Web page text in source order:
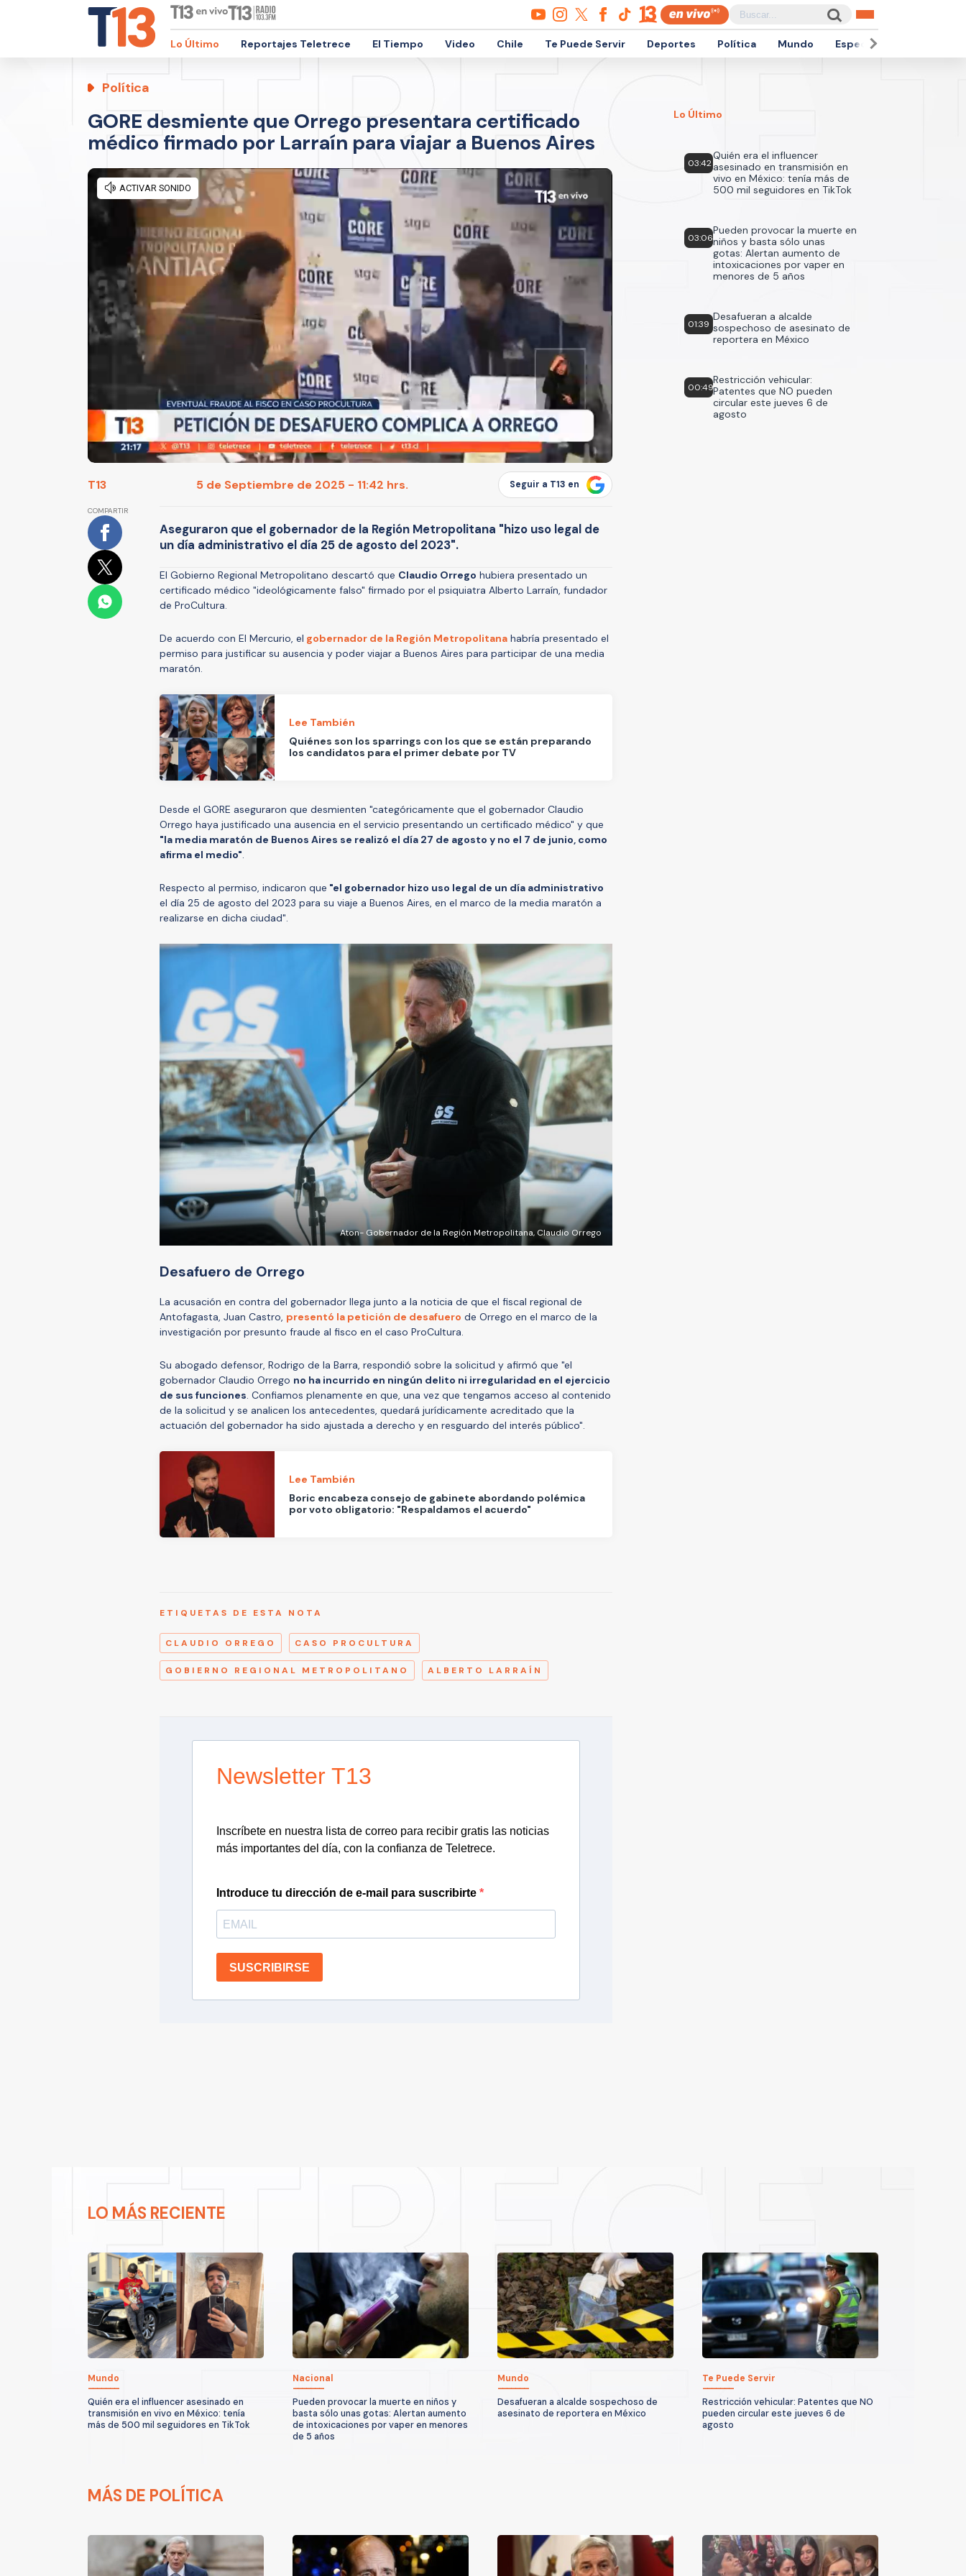
Lo Último Reportajes Teletrece El Tiempo Video Chile Te Puede Servir Deportes Política Mundo Espectáculos
Política
GORE desmiente que Orrego presentara certificado
médico firmado por Larraín para viajar a Buenos Aires
T13 5 de Septiembre de 2025 - 11:42 hrs. Seguir a T13 en
COMPARTIR
Aseguraron que el gobernador de la Región Metropolitana "hizo uso legal de
un día administrativo el día 25 de agosto del 2023".
El Gobierno Regional Metropolitano descartó que Claudio Orrego hubiera presentado un
certificado médico "ideológicamente falso" firmado por el psiquiatra Alberto Larraín, fundador
de ProCultura.
De acuerdo con El Mercurio, el gobernador de la Región Metropolitana habría presentado el
permiso para justificar su ausencia y poder viajar a Buenos Aires para participar de una media
maratón.
Lee También
Quiénes son los sparrings con los que se están preparando
los candidatos para el primer debate por TV
Desde el GORE aseguraron que desmienten "categóricamente que el gobernador Claudio
Orrego haya justificado una ausencia en el servicio presentando un certificado médico" y que
"la media maratón de Buenos Aires se realizó el día 27 de agosto y no el 7 de junio, como
afirma el medio".
Respecto al permiso, indicaron que "el gobernador hizo uso legal de un día administrativo
el día 25 de agosto del 2023 para su viaje a Buenos Aires, en el marco de la media maratón a
realizarse en dicha ciudad".
Aton- Gobernador de la Región Metropolitana, Claudio Orrego
Desafuero de Orrego
La acusación en contra del gobernador llega junto a la noticia de que el fiscal regional de
Antofagasta, Juan Castro, presentó la petición de desafuero de Orrego en el marco de la
investigación por presunto fraude al fisco en el caso ProCultura.
Su abogado defensor, Rodrigo de la Barra, respondió sobre la solicitud y afirmó que "el
gobernador Claudio Orrego no ha incurrido en ningún delito ni irregularidad en el ejercicio
de sus funciones. Confiamos plenamente en que, una vez que tengamos acceso al contenido
de la solicitud y se analicen los antecedentes, quedará jurídicamente acreditado que la
actuación del gobernador ha sido ajustada a derecho y en resguardo del interés público".
Lee También
Boric encabeza consejo de gabinete abordando polémica
por voto obligatorio: "Respaldamos el acuerdo"
ETIQUETAS DE ESTA NOTA
CLAUDIO ORREGO CASO PROCULTURA
GOBIERNO REGIONAL METROPOLITANO ALBERTO LARRAÍN
Newsletter T13
Inscríbete en nuestra lista de correo para recibir gratis las noticias
más importantes del día, con la confianza de Teletrece.
Introduce tu dirección de e-mail para suscribirte
SUSCRIBIRSE
Lo Último
03:42
Quién era el influencer
asesinado en transmisión en
vivo en México: tenía más de
500 mil seguidores en TikTok
03:06
Pueden provocar la muerte en
niños y basta sólo unas
gotas: Alertan aumento de
intoxicaciones por vaper en
menores de 5 años
01:39
Desafueran a alcalde
sospechoso de asesinato de
reportera en México
00:49
Restricción vehicular:
Patentes que NO pueden
circular este jueves 6 de
agosto
LO MÁS RECIENTE
Mundo
Quién era el influencer asesinado en
transmisión en vivo en México: tenía
más de 500 mil seguidores en TikTok
Nacional
Pueden provocar la muerte en niños y
basta sólo unas gotas: Alertan aumento
de intoxicaciones por vaper en menores
de 5 años
Mundo
Desafueran a alcalde sospechoso de
asesinato de reportera en México
Te Puede Servir
Restricción vehicular: Patentes que NO
pueden circular este jueves 6 de
agosto
MÁS DE POLÍTICA